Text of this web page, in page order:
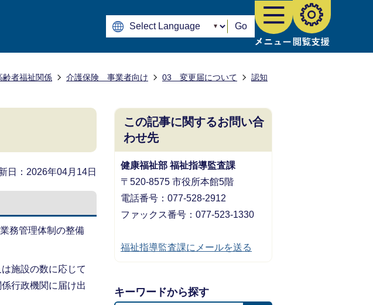
Go
齢者福祉関係 介護保険 事業者向け 03 変更届について
認知
日：2026年04月14日
務管理体制の整備
施設の数に応じて
行政機関に届け出
この記事に関するお問い合
わせ先
健康福祉部 福祉指導監査課
〒520-8575 市役所本館5階
電話番号：077-528-2912
ファックス番号：077-523-1330
福祉指導監査課にメールを送る
キーワードから探す